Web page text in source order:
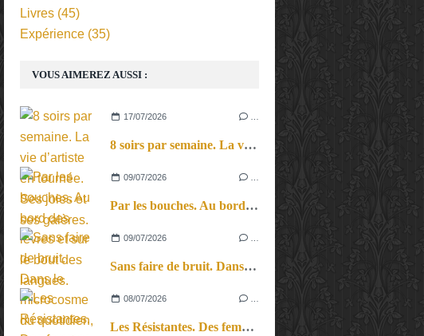
VOUS AIMEREZ AUSSI :
17/07/2026
8 soirs par semaine. La vie d’artiste en tournée. Ses joies et ses galères.
09/07/2026
Par les bouches. Au bord des lèvres et sur le bout des langues.
09/07/2026
Sans faire de bruit. Dans le microcosme du quotidien, l’exploration théâtrale de la perception sonore.
08/07/2026
Les Résistantes. Des femmes dans la guerre. Aussi.
Livres (45)
Expérience (35)